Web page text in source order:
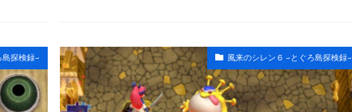
島探検録~ 風来のシレン６ ~とぐろ島探検録~